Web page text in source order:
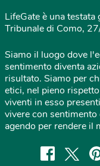
LifeGate è una
Tribunale di Como,
Siamo il luogo dove
sentimento diventa
risultato. Siamo per
etici, nel pieno
viventi in esso
vivere con
agendo per rendere il